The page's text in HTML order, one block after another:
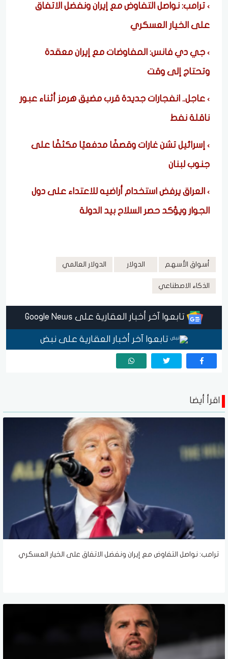
ترامب: نواصل التفاوض مع إيران ونفضل الاتفاق
على الخيار العسكري
جي دي فانس: المفاوضات مع إيران معقدة
وتحتاج إلى وقت
عاجل.. انفجارات جديدة قرب مضيق هرمز أثناء عبور
ناقلة نفط
إسرائيل تشن غارات وقصفًا مدفعيًا مكثفًا على
جنوب لبنان
العراق يرفض استخدام أراضيه للاعتداء على دول
الجوار ويؤكد حصر السلاح بيد الدولة
أسواق الأسهم الدولار الدولار العالمي
الذكاء الاصطناعي
تابعوا آخر أخبار العقارية على Google News
تابعوا آخر أخبار العقارية على نبض
اقرأ أيضا
ترامب: نواصل التفاوض مع إيران ونفضل الاتفاق على الخيار العسكري